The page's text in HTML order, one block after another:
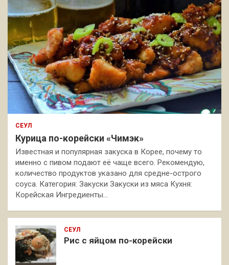
СЕУЛ
Курица по-корейски «Чимэк»
Известная и популярная закуска в Корее, почему то
именно с пивом подают её чаще всего. Рекомендую,
количество продуктов указано для средне-острого
соуса. Категория: Закуски Закуски из мяса Кухня:
Корейская Ингредиенты…
СЕУЛ
Рис с яйцом по-корейски